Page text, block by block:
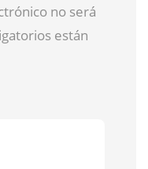
no será
están